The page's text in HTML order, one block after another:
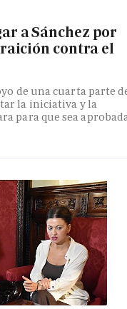
a Sánchez por
contra el
de una cuarta parte
la iniciativa y la
para que sea